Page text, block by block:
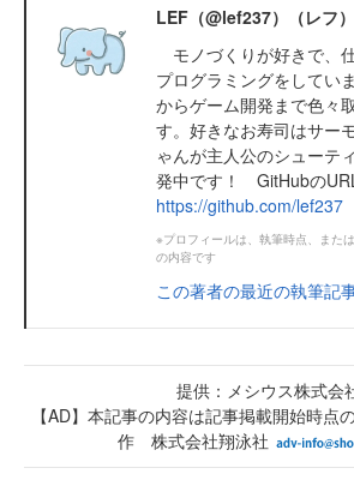
LEF（@lef237）（レフ）
モノづくりが好きで、
プログラミングをして
からゲーム開発まで色々
す。好きなお寿司はサ
ゃんが主人公のシューテ
発中です！ GitHubの
https://github.com/lef237
※プロフィールは、執筆時点、また
の内容です
この著者の最近の執筆記
提供：メシウス株式会
【AD】本記事の内容は記事掲載開始時
作 株式会社翔泳社